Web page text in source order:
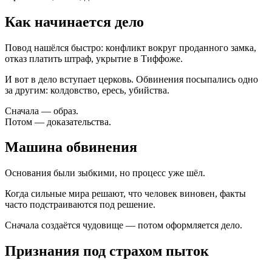
Как начинается дело
Повод нашёлся быстро: конфликт вокруг проданного замка,
отказ платить штраф, укрытие в Тиффоже.
И вот в дело вступает церковь. Обвинения посыпались одно
за другим: колдовство, ересь, убийства.
Сначала — образ.
Потом — доказательства.
Машина обвинения
Основания были зыбкими, но процесс уже шёл.
Когда сильные мира решают, что человек виновен, факты
часто подстраиваются под решение.
Сначала создаётся чудовище — потом оформляется дело.
Признания под страхом пыток